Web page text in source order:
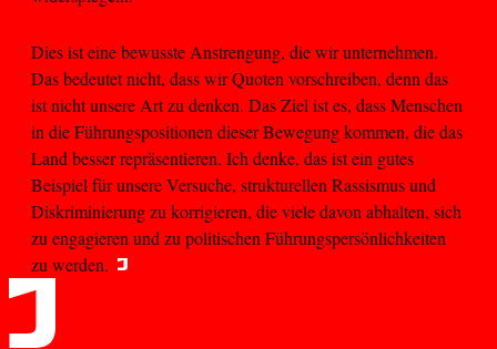
Dies ist eine bewusste Anstrengung, die wir unternehmen.
Das bedeutet nicht, dass wir Quoten vorschreiben, denn das
ist nicht unsere Art zu denken. Das Ziel ist es, dass Menschen
in die Führungspositionen dieser Bewegung kommen, die das
Land besser repräsentieren. Ich denke, das ist ein gutes
Beispiel für unsere Versuche, strukturellen Rassismus und
Diskriminierung zu korrigieren, die viele davon abhalten, sich
zu engagieren und zu politischen Führungspersönlichkeiten
zu werden.